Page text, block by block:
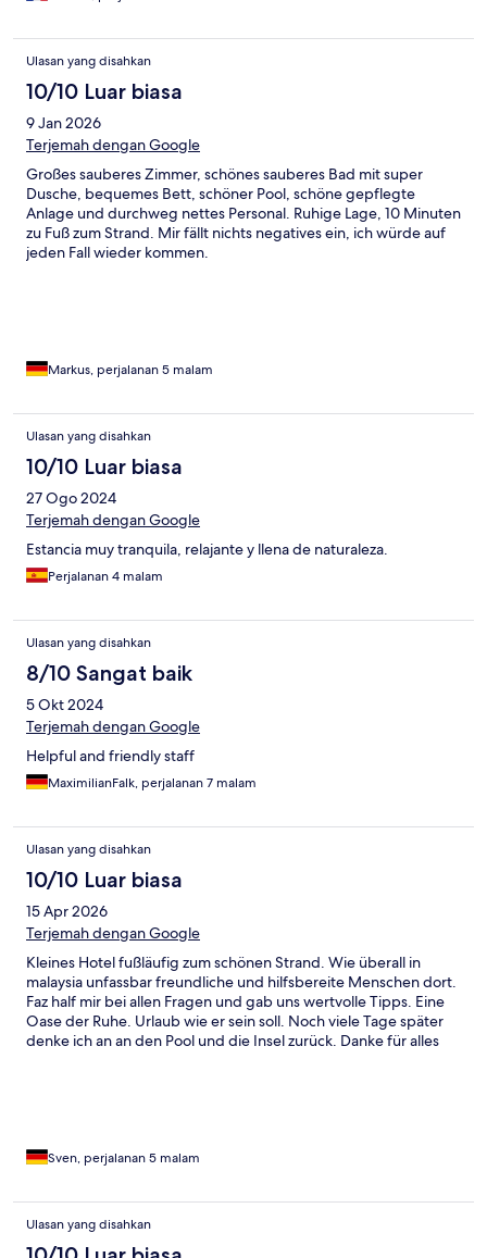
Ulasan yang disahkan
10/10 Luar biasa
9 Jan 2026
Terjemah dengan Google
Großes sauberes Zimmer, schönes sauberes Bad mit super
Dusche, bequemes Bett, schöner Pool, schöne gepflegte
Anlage und durchweg nettes Personal. Ruhige Lage, 10 Minuten
zu Fuß zum Strand. Mir fällt nichts negatives ein, ich würde auf
jeden Fall wieder kommen.
Markus, perjalanan 5 malam
Ulasan yang disahkan
10/10 Luar biasa
27 Ogo 2024
Terjemah dengan Google
Estancia muy tranquila, relajante y llena de naturaleza.
Perjalanan 4 malam
Ulasan yang disahkan
8/10 Sangat baik
5 Okt 2024
Terjemah dengan Google
Helpful and friendly staff
MaximilianFalk, perjalanan 7 malam
Ulasan yang disahkan
10/10 Luar biasa
15 Apr 2026
Terjemah dengan Google
Kleines Hotel fußläufig zum schönen Strand. Wie überall in
malaysia unfassbar freundliche und hilfsbereite Menschen dort.
Faz half mir bei allen Fragen und gab uns wertvolle Tipps. Eine
Oase der Ruhe. Urlaub wie er sein soll. Noch viele Tage später
denke ich an an den Pool und die Insel zurück. Danke für alles
Sven, perjalanan 5 malam
Ulasan yang disahkan